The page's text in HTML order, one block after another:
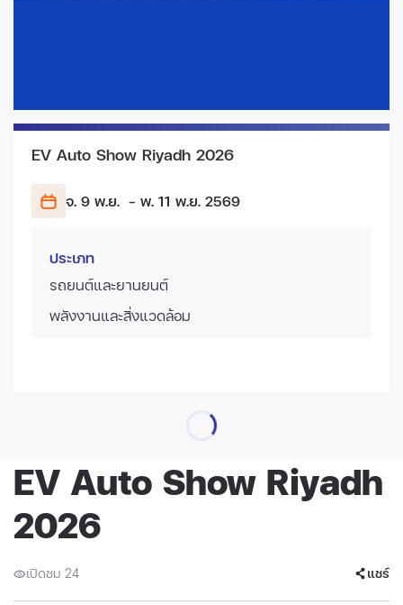
EV Auto Show Riyadh 2026
จ. 9 พ.ย. - พ. 11 พ.ย. 2569
ประเภท
รถยนต์และยานยนต์
พลังงานและสิ่งแวดล้อม
EV Auto Show Riyadh
2026
เปิดชม 24 แชร์